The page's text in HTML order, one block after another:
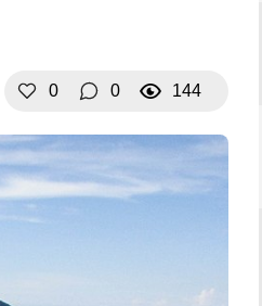
0 0 144